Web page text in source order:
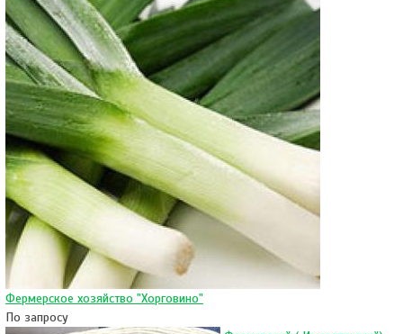
Фермерское хозяйство "Хорговино"
По запросу